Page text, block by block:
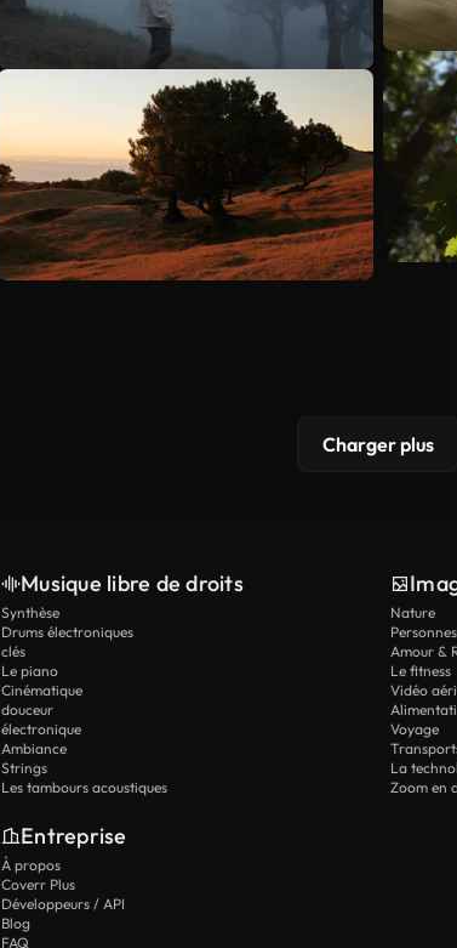
Charger plus
Musique libre de droits
Synthèse
Drums électroniques
clés
Le piano
Cinématique
douceur
électronique
Ambiance
Strings
Les tambours acoustiques
Nature
Personnes
Amour &
Le fitness
Vidéo
Voyage
La
Zoom en
Entreprise
À propos
Coverr Plus
Développeurs / API
Blog
FAQ